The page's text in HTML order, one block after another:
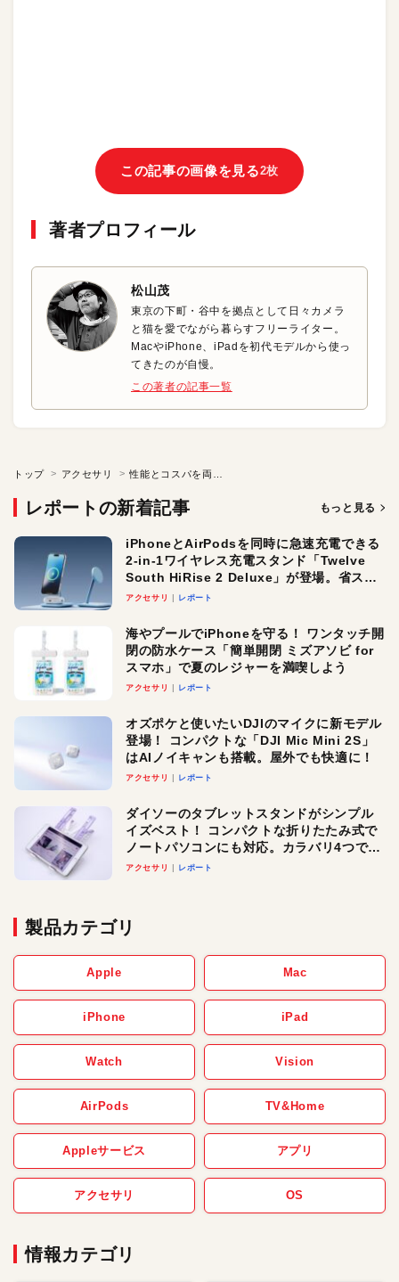
この記事の画像を見る2枚
著者プロフィール
松山茂
東京の下町・谷中を拠点として日々カメラ
と猫を愛でながら暮らすフリーライター。
MacやiPhone、iPadを初代モデルから使っ
てきたのが自慢。
この著者の記事一覧
トップ アクセサリ
レポートの新着記事 もっと見る
iPhoneとAirPodsを同時に急速充電できる
2-in-1ワイヤレス充電スタンド「Twelve
South HiRise 2 Deluxe」が登場。省スペ
ースでおしゃれに充電したい人にオスス
アクセサリ レポート
海やプールでiPhoneを守る！ ワンタッチ開
閉の防水ケース「簡単開閉 ミズアソビ for
スマホ」で夏のレジャーを満喫しよう
アクセサリ レポート
オズポケと使いたいDJIのマイクに新モデル
登場！ コンパクトな「DJI Mic Mini 2S」
はAIノイキャンも搭載。屋外でも快適に！
アクセサリ レポート
ダイソーのタブレットスタンドがシンプル
イズベスト！ コンパクトな折りたたみ式で
ノートパソコンにも対応。カラバリ4つで選
べる楽しさも
アクセサリ レポート
製品カテゴリ
Apple Mac
iPhone iPad
Watch Vision
AirPods TV&Home
Appleサービス アプリ
アクセサリ OS
情報カテゴリ